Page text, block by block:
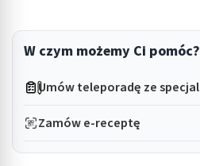
W czym możemy Ci pomóc?
Umów teleporadę ze
Zamów e-receptę